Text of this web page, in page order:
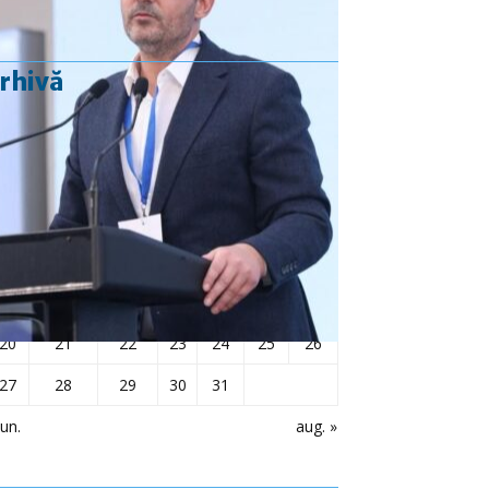
iulie 2026
Ma Mi D
aug. »
1 4
5
9 10 11
12
17
19
21 22 23 24 25
26
28 29 30 31